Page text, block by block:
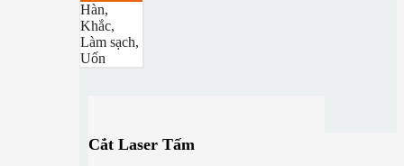
Hàn,
Khắc,
Làm sạch,
Uốn
Cắt Laser Tấm